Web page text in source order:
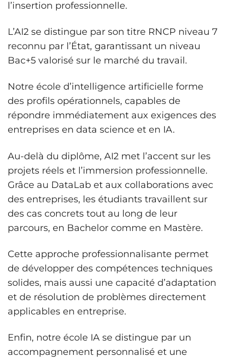
l’insertion professionnelle.
L’AI2 se distingue par son titre RNCP niveau 7
reconnu par l’État, garantissant un niveau
Bac+5 valorisé sur le marché du travail.
Notre école d’intelligence artificielle forme
des profils opérationnels, capables de
répondre immédiatement aux exigences des
entreprises en data science et en IA.
Au-delà du diplôme, AI2 met l’accent sur les
projets réels et l’immersion professionnelle.
Grâce au DataLab et aux collaborations avec
des entreprises, les étudiants travaillent sur
des cas concrets tout au long de leur
parcours, en Bachelor comme en Mastère.
Cette approche professionnalisante permet
de développer des compétences techniques
solides, mais aussi une capacité d’adaptation
et de résolution de problèmes directement
applicables en entreprise.
Enfin, notre école IA se distingue par un
accompagnement personnalisé et une